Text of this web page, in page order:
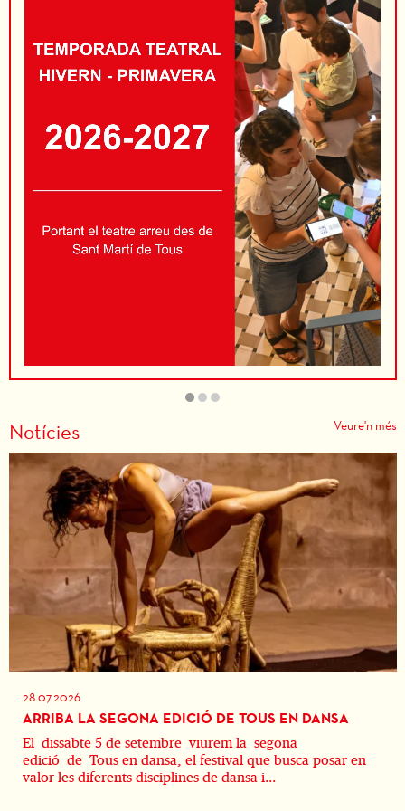
Notícies Veure'n més
28.07.2026
ARRIBA LA SEGONA EDICIÓ DE TOUS EN DANSA
El dissabte 5 de setembre viurem la segona
edició de Tous en dansa, el festival que busca posar en
valor les diferents disciplines de dansa i...